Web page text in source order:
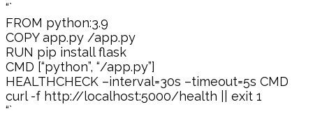
“`
FROM python:3.9
COPY app.py /app.py
RUN pip install flask
CMD [“python”, “/app.py”]
HEALTHCHECK –interval=30s –timeout=5s CMD
curl -f http://localhost:5000/health || exit 1
“`